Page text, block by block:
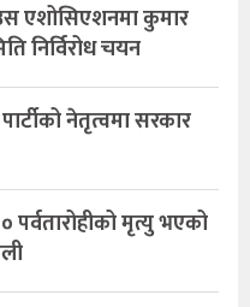
एशोसिएशनमा कुमार
निर्विरोध चयन
नेतृत्वमा सरकार
पर्वतारोहीको मृत्यु भएको